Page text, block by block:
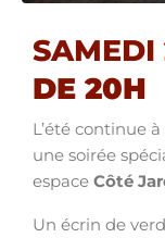
SAMEDI
DE 20H
L’été continue
une soirée
espace Côté
Un écrin de